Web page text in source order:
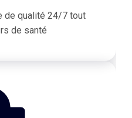
de qualité 24/7 tout
de santé